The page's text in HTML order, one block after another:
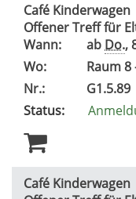
Café Kinderwagen
Offener Treff für
Wann:
ab Do.,
Wo:
Raum 8
Nr.:
G1.5.89
Status:
Café Kinderwagen